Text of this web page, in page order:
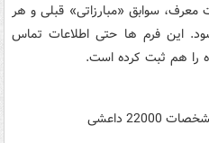
سوابق «مبارزاتی» قبلی و هر
این فرم ها حتی اطلاعات تماس
را هم ثبت کرده است.